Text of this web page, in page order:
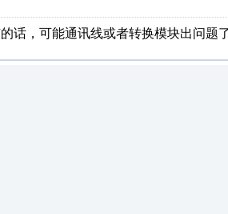
话，可能通讯线或者转换模块出问题了